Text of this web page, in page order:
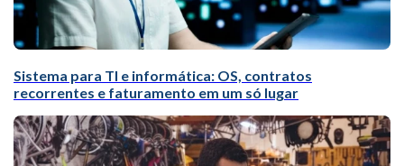
Sistema para TI e informática: OS, contratos
recorrentes e faturamento em um só lugar